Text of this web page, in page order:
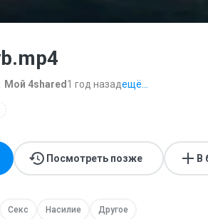
Мой 4shared 1 год назадещё...
Посмотреть позже В
Секс Насилие Другое